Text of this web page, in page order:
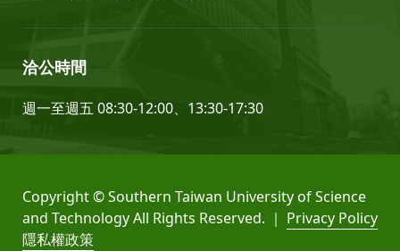
洽公時間
週一至週五 08:30-12:00、13:30-17:30
Copyright © Southern Taiwan University of Science
and Technology All Rights Reserved. ｜ Privacy Policy
隱私權政策